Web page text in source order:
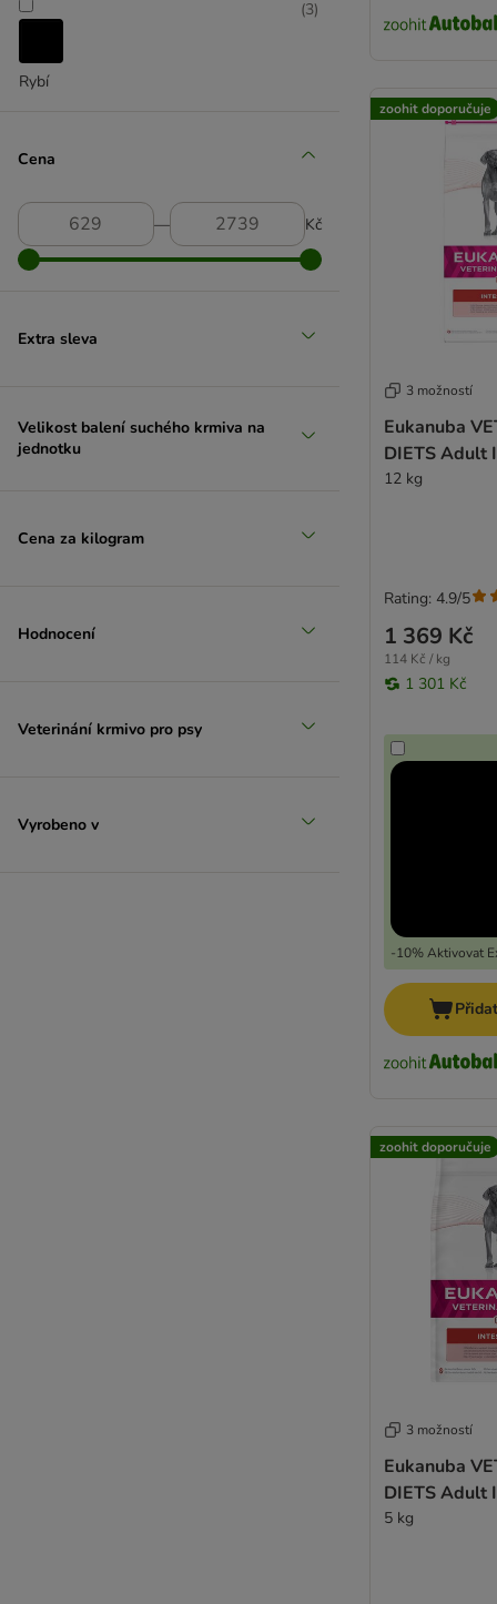
PURINA PRO PLAN výživové doplňky
Rocco Diet Care
Trixie
Wolf of Wilderness
WolfsBacher
Rybí
(3)
Cena
― Kč
Extra sleva
Velikost balení suchého krmiva na
jednotku
Cena za kilogram
Hodnocení
Veterinání krmivo pro psy
Vyrobeno v
zoohit doporučuje
3 možností
Eukanuba
DIETS
12 kg
1 369 Kč
114 Kč / kg
1 301 Kč
-10% Aktivovat
Rating: 4.9/5
zoohit doporučuje
3 možností
Eukanuba
DIETS
5 kg